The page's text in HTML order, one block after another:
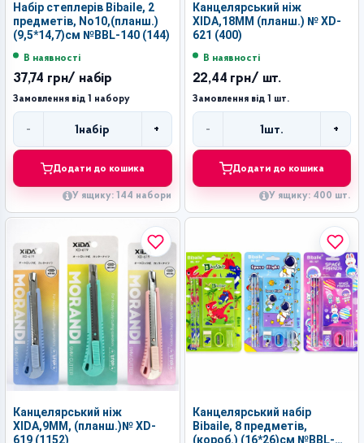
Набір степлерів Bibaile, 2
предметів, No10,(планш.)
(9,5*14,7)см №BBL-140 (144)
В наявності
37,74 грн/ набір
Замовлення від 1 набору
-
Кількість
1 набір +
Додати до кошика
У ящику: 144 набори
Канцелярський ніж
XIDA,18MM (планш.) № XD-
621 (400)
В наявності
22,44 грн/ шт.
Замовлення від 1 шт.
- 1 шт. +
Додати до кошика
У ящику: 400 шт.
Канцелярський ніж
XIDA,9MM, (планш.)№ XD-
619 (1152)
Канцелярський набір
Bibaile, 8 предметів,
(короб.) (16*26)см №BBL-